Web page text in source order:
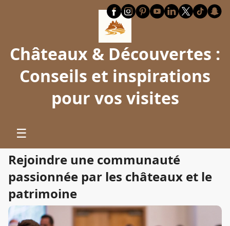
Châteaux & Découvertes :
Conseils et inspirations
pour vos visites
☰
Rejoindre une communauté
passionnée par les châteaux et le
patrimoine